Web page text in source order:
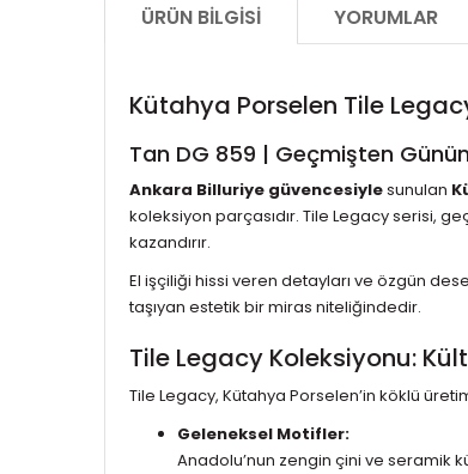
ÜRÜN BILGISI YORUMLAR
Kütahya Porselen Tile
Tan DG 859 | Geçmişten
Ankara Billuriye güvencesiylesunulan
koleksiyon parçasıdır. Tile Legacy serisi,
kazandırır.
El işçiliği hissi veren detayları ve özgün
taşıyan estetik bir miras niteliğindedir.
Tile Legacy Koleksiyonu:
Tile Legacy, Kütahya Porselen’in köklü
Geleneksel Motifler:
Anadolu’nun zengin çini ve seramik